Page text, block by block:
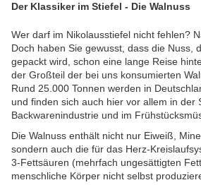
Der Klassiker im Stiefel - Die Walnuss
Wer darf im Nikolausstiefel nicht fehlen?
Doch haben Sie gewusst, dass die Nuss,
gepackt wird, schon eine lange Reise
der Großteil der bei uns konsumierten
Rund 25.000 Tonnen werden in
und finden sich auch hier vor allem in der
Backwarenindustrie und im
Die Walnuss enthält nicht nur Eiweiß,
sondern auch die für das Herz-
3-Fettsäuren (mehrfach ungesättigten
menschliche Körper nicht selbst